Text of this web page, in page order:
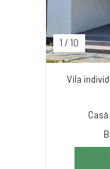
1 / 10
Vila